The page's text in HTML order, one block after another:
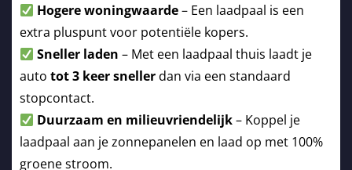
Hogere woningwaarde– Een laadpaal is een
extra pluspunt voor potentiële kopers.
Sneller laden – Met een laadpaal thuis laadt je
auto tot 3 keer snellerdan via een standaard
stopcontact.
Duurzaam en milieuvriendelijk– Koppel je
laadpaal aan je zonnepanelen en laad op met 100%
groene stroom.